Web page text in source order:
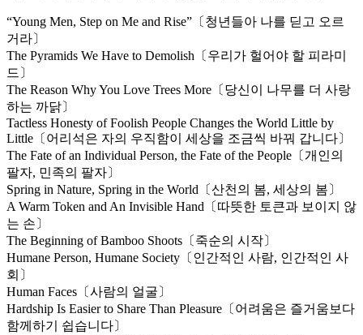
“Young Men, Step on Me and Rise”〔청년들아 나를 딛고 오르
거라〕
The Pyramids We Have to Demolish〔우리가 헐어야 할 피라미
드〕
The Reason Why You Love Trees More〔당신이 나무를 더 사랑
하는 까닭〕
Tactless Honesty of Foolish People Changes the World Little by
Little〔어리석은 자의 우직함이 세상을 조금씩 바꿔 갑니다〕
The Fate of an Individual Person, the Fate of the People〔개인의
팔자, 민족의 팔자〕
Spring in Nature, Spring in the World〔산천의 봄, 세상의 봄〕
A Warm Token and An Invisible Hand〔따뜻한 토큰과 보이지 않
는 손〕
The Beginning of Bamboo Shoots〔죽순의 시작〕
Humane Person, Humane Society〔인간적인 사람, 인간적인 사
회〕
Human Faces〔사람의 얼굴〕
Hardship Is Easier to Share Than Pleasure〔어려움은 즐거움보다
함께하기 쉽습니다〕